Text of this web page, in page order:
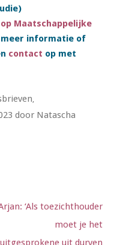
Maatschappelijke
informatie of
contact op met
,
door Natascha
‘Als toezichthouder
moet je het
uit durven